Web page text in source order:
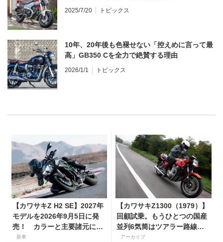
2025/7/20 トピックス
10年、20年後も色褪せない「控えめに言って最
高」GB350 Cを全力で絶賛する理由
2026/1/1 トピックス
【カワサキZ H2 SE】2027年
モデルを2026年9月5日に発
売！ カラーと主要諸元に変
更はなく、価格は据え置きの
新車
【カワサキZ1300（1979）】
回顧試乗。もうひとつの国産
並列6気筒はツアラー路線で
生き残った
アーカイブ